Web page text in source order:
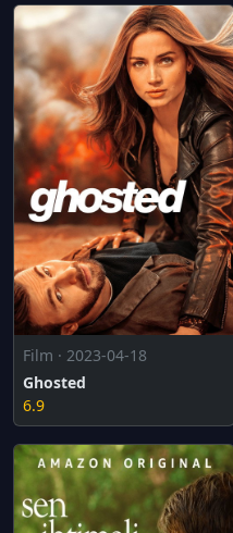
Film · 2023-04-18
Ghosted
6.9